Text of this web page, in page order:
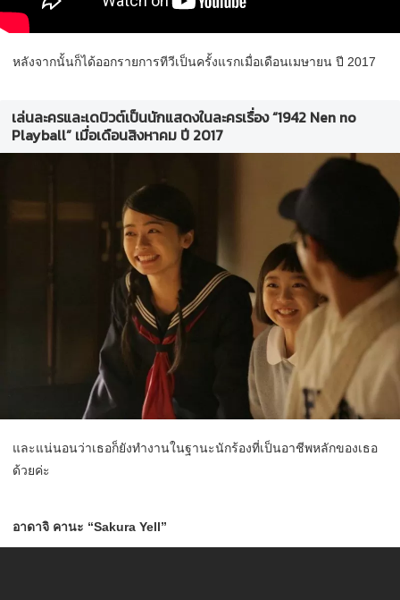
หลังจากนั้นก็ได้ออกรายการทีวีเป็นครั้งแรกเมื่อเดือนเมษายน ปี 2017
เล่นละครและเดบิวต์เป็นนักแสดงในละครเรื่อง “1942 Nen no
Playball” เมื่อเดือนสิงหาคม ปี 2017
และแน่นอนว่าเธอก็ยังทำงานในฐานะนักร้องที่เป็นอาชีพหลักของเธอ
ด้วยค่ะ
อาดาจิ คานะ “Sakura Yell”